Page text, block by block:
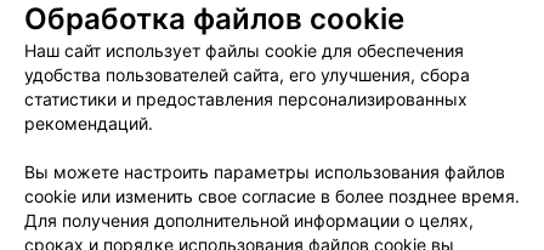
Вакансии
Публичный договор
Способы оплаты
Публичный договор по использованию сервиса
«Афиша»
Пользовательское соглашение
Связаться по вопросам сотрудничества
Написать руководителю relax.by
Персональные настройки cookie
Обработка файлов cookie
Наш сайт использует файлы cookie для обеспечения
удобства пользователей сайта, его улучшения, сбора
статистики и предоставления персонализированных
рекомендаций.
Вы можете настроить параметры использования файлов
cookie или изменить свое согласие в более позднее время.
Для получения дополнительной информации о целях,
сроках и порядке использования файлов cookie вы